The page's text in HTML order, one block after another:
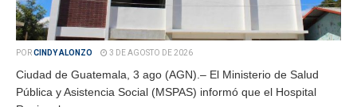
PORCINDY ALONZO 3 DE AGOSTO DE 2026
Ciudad de Guatemala, 3 ago (AGN).– El Ministerio de Salud
Pública y Asistencia Social (MSPAS) informó que el Hospital